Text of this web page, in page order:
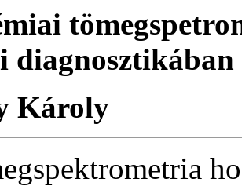
diagnosztikában
Károly